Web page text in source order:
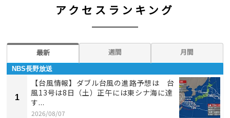
アクセスランキング
最新 週間 月間
NBS長野放送
1
【台風情報】ダブル台風の進路予想は 台
風13号は8日（土）正午には東シナ海に達
す...
2026/08/07